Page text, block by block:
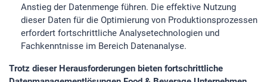
Anstieg der Datenmenge führen. Die effektive Nutzung
dieser Daten für die Optimierung von Produktionsprozessen
erfordert fortschrittliche Analysetechnologien und
Fachkenntnisse im Bereich Datenanalyse.
Trotz dieser Herausforderungen bieten fortschrittliche